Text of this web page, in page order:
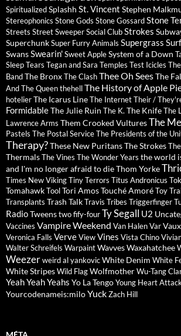
SpiritualizedSplashh St. Vincent Stephen
Stereophonics Stone Gods Stone GossardStone
Streets Street Sweeper Social ClubStrokes
SuperchunkSuper Furry Animals Supergrass
SwansSwearin'Sweet AppleSystem of a Down
SleepTears Tegan and Sara Temples Test Icicles
BandThe BronxThe ClashThee Oh SeesThe
And The QueenthehellThe History of Apple
hotelierThe Icarus LineThe InternetTheir /
FormidableThe Julie Ruin The K. The KnifeThe
Lawrence Arms Them Crooked VulturesThe
Pastels The Postal ServiceThe Presidents of the
Therapy?These New PuritansThe Strokes
ThermalsThe Vines The Wonder Years the world
and I'm no longer afraid to dieThom Yorke
Times New VikingTiny Terrors Titus Andronicus
TomahawkToolTori AmosTouché AmoréToy
Transplants Trash TalkTravis Tribes Triggerfinger
RadioTweenstwo fify-fourTy Segall U2
Vaccines Vampire Weekend Van HalenVarVaux
Veronica Falls VerveViewVines Vista Chino
Walter Schreifels WarpaintWavvesWaxahatchee
Weezerweird al yankovicWhite Denim White
White StripesWild FlagWolfmotherWu-Tang
Yeah Yeah Yeahs Yo La TengoYoung Heart
Yourcodenameis:miloYuckZach Hill